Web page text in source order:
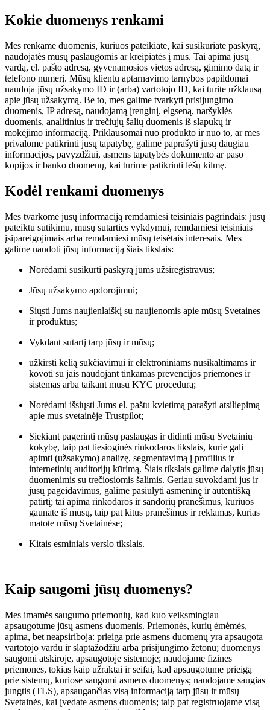
Kokie duomenys renkami
Mes renkame duomenis, kuriuos pateikiate, kai susikuriate paskyrą,
naudojatės mūsų paslaugomis ar kreipiatės į mus. Tai apima jūsų
vardą, el. pašto adresą, gyvenamosios vietos adresą, gimimo datą ir
telefono numerį. Mūsų klientų aptarnavimo tarnybos papildomai
naudoja jūsų užsakymo ID ir (arba) vartotojo ID, kai turite užklausą
apie jūsų užsakymą. Be to, mes galime tvarkyti prisijungimo
duomenis, IP adresą, naudojamą įrenginį, elgseną, naršyklės
duomenis, analitinius ir trečiųjų šalių duomenis iš slapukų ir
mokėjimo informaciją. Priklausomai nuo produkto ir nuo to, ar mes
privalome patikrinti jūsų tapatybę, galime paprašyti jūsų daugiau
informacijos, pavyzdžiui, asmens tapatybės dokumento ar paso
kopijos ir banko duomenų, kai turime patikrinti lėšų kilmę.
Kodėl renkami duomenys
Mes tvarkome jūsų informaciją remdamiesi teisiniais pagrindais: jūsų
pateiktu sutikimu, mūsų sutarties vykdymui, remdamiesi teisiniais
įsipareigojimais arba remdamiesi mūsų teisėtais interesais. Mes
galime naudoti jūsų informaciją šiais tikslais:
Norėdami susikurti paskyrą jums užsiregistravus;
Jūsų užsakymo apdorojimui;
Siųsti Jums naujienlaiškį su naujienomis apie mūsų Svetaines
ir produktus;
Vykdant sutartį tarp jūsų ir mūsų;
užkirsti kelią sukčiavimui ir elektroniniams nusikaltimams ir
kovoti su jais naudojant tinkamas prevencijos priemones ir
sistemas arba taikant mūsų KYC procedūrą;
Norėdami išsiųsti Jums el. paštu kvietimą parašyti atsiliepimą
apie mus svetainėje Trustpilot;
Siekiant pagerinti mūsų paslaugas ir didinti mūsų Svetainių
kokybę, taip pat tiesioginės rinkodaros tikslais, kurie gali
apimti (užsakymo) analizę, segmentavimą į profilius ir
internetinių auditorijų kūrimą. Šiais tikslais galime dalytis jūsų
duomenimis su trečiosiomis šalimis. Geriau suvokdami jus ir
jūsų pageidavimus, galime pasiūlyti asmeninę ir autentišką
patirtį; tai apima rinkodaros ir sandorių pranešimus, kuriuos
gaunate iš mūsų, taip pat kitus pranešimus ir reklamas, kurias
matote mūsų Svetainėse;
Kitais esminiais verslo tikslais.
Kaip saugomi jūsų duomenys?
Mes imamės saugumo priemonių, kad kuo veiksmingiau
apsaugotume jūsų asmens duomenis. Priemonės, kurių ėmėmės,
apima, bet neapsiriboja: prieiga prie asmens duomenų yra apsaugota
vartotojo vardu ir slaptažodžiu arba prisijungimo žetonu; duomenys
saugomi atskiroje, apsaugotoje sistemoje; naudojame fizines
priemones, tokias kaip užraktai ir seifai, kad apsaugotume prieigą
prie sistemų, kuriose saugomi asmens duomenys; naudojame saugias
jungtis (TLS), apsaugančias visą informaciją tarp jūsų ir mūsų
Svetainės, kai įvedate asmens duomenis; taip pat registruojame visą